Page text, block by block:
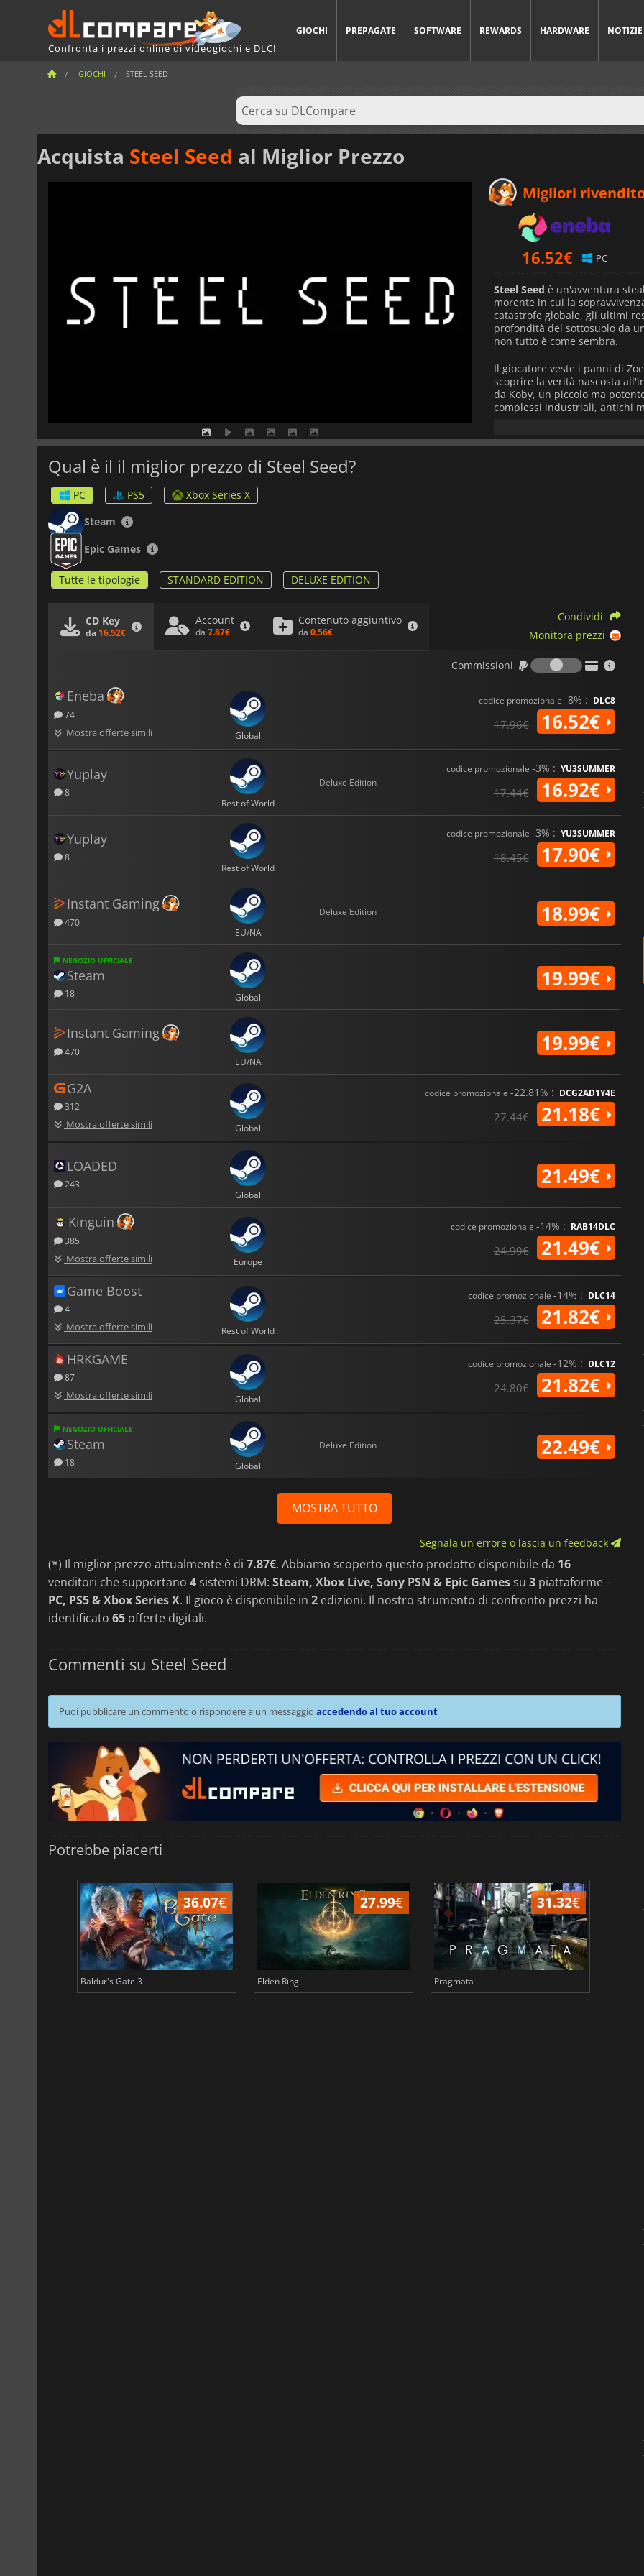
Confronta i prezzi online di videogiochi e DLC!
GIOCHI PREPAGATE SOFTWARE REWARDS HARDWARE NOTIZIE
GIOCHI STEEL SEED
Acquista Steel Seed al Miglior Prezzo
Migliori
16.52€ PC
Steel Seed è un'avventura
morente in cui la
catastrofe globale, gli ultimi
profondità del sottosuolo da
non tutto è come sembra.
Il giocatore veste i panni di
scoprire la verità nascosta
da Koby, un piccolo ma
complessi industriali, antichi
Affidatevi alla furtività,
Mescolando la narrazione
morale. Le scelte che farete
l'inquietante eredità
Caratterizzato da splendide
livelli e da una narrazione
grande minaccia alla
Qual è il il miglior prezzo di Steel Seed?
PC PS5
Xbox Series X
Steam
Epic Games
Tutte le tipologie STANDARD EDITION DELUXE EDITION
CD Key
da 16.52€
Account
da 7.87€
Contenuto aggiuntivo
da 0.56€
Condividi
Monitora prezzi
Commissioni
Commissioni
Eneba
74
Mostra offerte simili Global
codice promozionale -8% : DLC8
17.96€ 16.52€
Yuplay
8
Rest of World
Deluxe Edition
codice promozionale -3% : YU3SUMMER
17.44€ 16.92€
Yuplay
8
Rest of World
codice promozionale -3% : YU3SUMMER
18.45€ 17.90€
Instant Gaming
470
EU/NA
Deluxe Edition 18.99€
NEGOZIO UFFICIALE
Steam
18 Global
19.99€
Instant Gaming
470
EU/NA
19.99€
G2A
312
Mostra offerte simili Global
codice promozionale -22.81% : DCG2AD1Y4E
27.44€ 21.18€
LOADED
243
Global
21.49€
Kinguin
385
Mostra offerte simili Europe
codice promozionale -14% : RAB14DLC
24.99€ 21.49€
Game Boost
4
Mostra offerte simili Rest of World
codice promozionale -14% : DLC14
25.37€ 21.82€
HRKGAME
87
Mostra offerte simili Global
codice promozionale -12% : DLC12
24.80€ 21.82€
NEGOZIO UFFICIALE
Steam
18 Global
Deluxe Edition 22.49€
MOSTRA TUTTO
Segnala un errore o lascia un feedback
(*) Il miglior prezzo attualmente è di 7.87€. Abbiamo scoperto questo prodotto disponibile da 16
venditori che supportano 4 sistemi DRM: Steam, Xbox Live, Sony PSN & Epic Games su 3 piattaforme -
PC, PS5 & Xbox Series X. Il gioco è disponibile in 2 edizioni. Il nostro strumento di confronto prezzi ha
identificato 65 offerte digitali.
Commenti su Steel Seed
Puoi pubblicare un commento o rispondere a un messaggio accedendo al tuo account
Potrebbe piacerti
36.07€
Baldur's Gate 3
27.99€
Elden Ring
31.32€
Pragmata Total